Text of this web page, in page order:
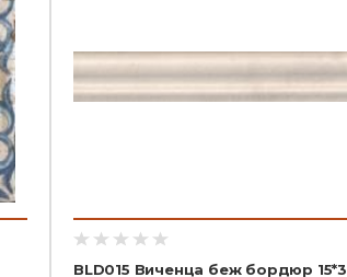
BLD015 Виченца беж бордюр 15*3